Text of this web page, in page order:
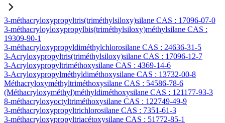
3-méthacryloxypropyltris(triméthylsiloxy)silane CAS : 17096-07-0
3-méthacryloyloxypropylbis(triméthylsiloxy)méthylsilane CAS :
19309-90-1
3-méthacryloxypropyldiméthylchlorosilane CAS : 24636-31-5
3-Acryloxypropyltris(triméthylsiloxy)silane CAS : 17096-12-7
3-Acryloxypropyltriméthoxysilane CAS : 4369-14-6
3-Acryloxypropylméthyldiméthoxysilane CAS : 13732-00-8
Méthacryloxyméthyltriméthoxysilane CAS : 54586-78-6
(Méthacryloxyméthyl)méthyldiméthoxysilane CAS : 121177-93-3
8-méthacryloxyoctyltriméthoxysilane CAS : 122749-49-9
3-méthacryloxypropyltrichlorosilane CAS : 7351-61-3
3-méthacryloxypropyltriacétoxysilane CAS : 51772-85-1